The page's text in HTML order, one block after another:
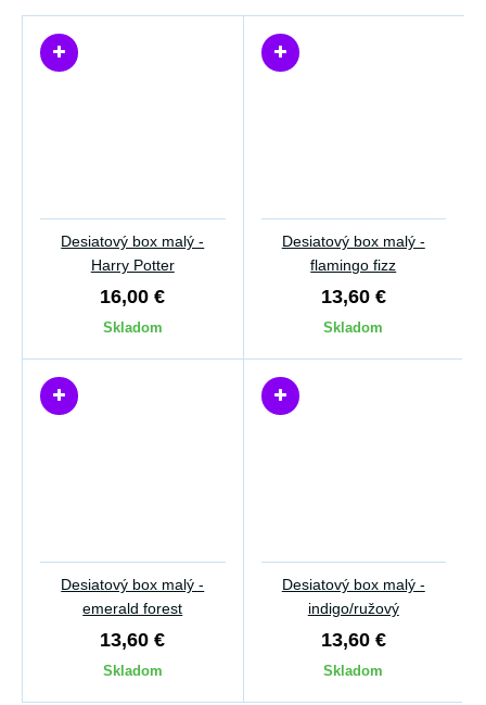
Desiatový box malý -
Harry Potter
16,00 €
Skladom
Desiatový box malý -
flamingo fizz
13,60 €
Skladom
Desiatový box malý -
emerald forest
13,60 €
Skladom
Desiatový box malý -
indigo/ružový
13,60 €
Skladom